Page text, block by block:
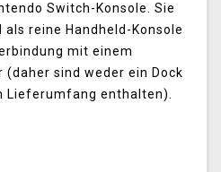
Switch-Konsole. Sie
reine Handheld-Konsole
mit einem
(daher sind weder ein Dock
Lieferumfang enthalten).